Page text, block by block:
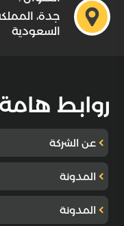
جدة،
السعودية
روابط هامة
عن الشركة
المدونة
المدونة